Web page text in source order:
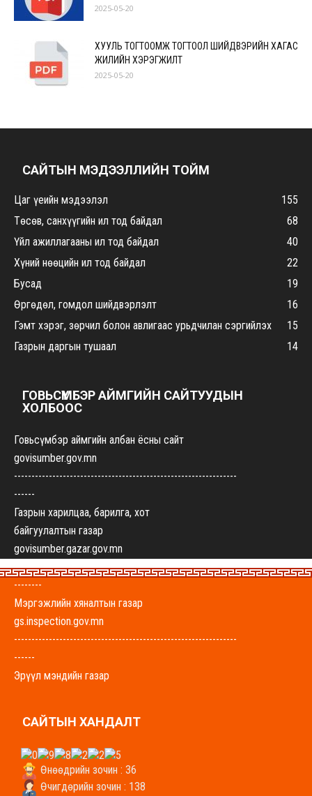
2025-05-20
ХУУЛЬ ТОГТООМЖ ТОГТООЛ ШИЙДВЭРИЙН ХАГАС
ЖИЛИЙН ХЭРЭГЖИЛТ
2025-05-20
САЙТЫН МЭДЭЭЛЛИЙН ТОЙМ
Цаг үеийн мэдээлэл
155
Төсөв, санхүүгийн ил тод байдал
68
Үйл ажиллагааны ил тод байдал
40
Хүний нөөцийн ил тод байдал
22
Бусад
19
Өргөдөл, гомдол шийдвэрлэлт
16
Гэмт хэрэг, зөрчил болон авлигаас урьдчилан сэргийлэх
15
Газрын даргын тушаал
14
ГОВЬСҮМБЭР АЙМГИЙН САЙТУУДЫН
ХОЛБООС
Говьсүмбэр аймгийн албан ёсны сайт
govisumber.gov.mn
----------------------------------------------------------------
------
Газрын харилцаа, барилга, хот
байгуулалтын газар
govisumber.gazar.gov.mn
----------------------------------------------------------------
--------
Мэргэжлийн хяналтын газар
gs.inspection.gov.mn
----------------------------------------------------------------
------
Эрүүл мэндийн газар
----------------------------------------------------------------
-------
Хүнс, хөдөө аж ахуйн газар
uhaag.gs.gov.mn
----------------------------------------------------------------
САЙТЫН ХАНДАЛТ
Өнөөдрийн зочин : 36
Өчигдөрийн зочин : 138